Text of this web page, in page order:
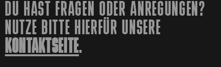
DU HAST FRAGEN ODER ANREGUNGEN?
NUTZE BITTE HIERFÜR UNSERE
KONTAKTSEITE.